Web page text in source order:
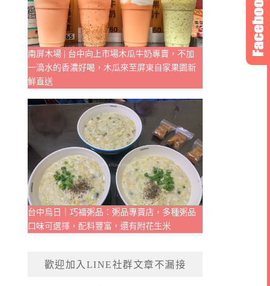
南屏木場 | 台中向上市場木瓜牛奶專賣，不加
一滴水的香濃好喝，木瓜來至屏東自家果園新
鮮直送
台中烏日｜巧福粥品：粥品專賣店，多種粥品
口味可選擇，配料豐富，還有附花生米
歡迎加入LINE社群文章不漏接